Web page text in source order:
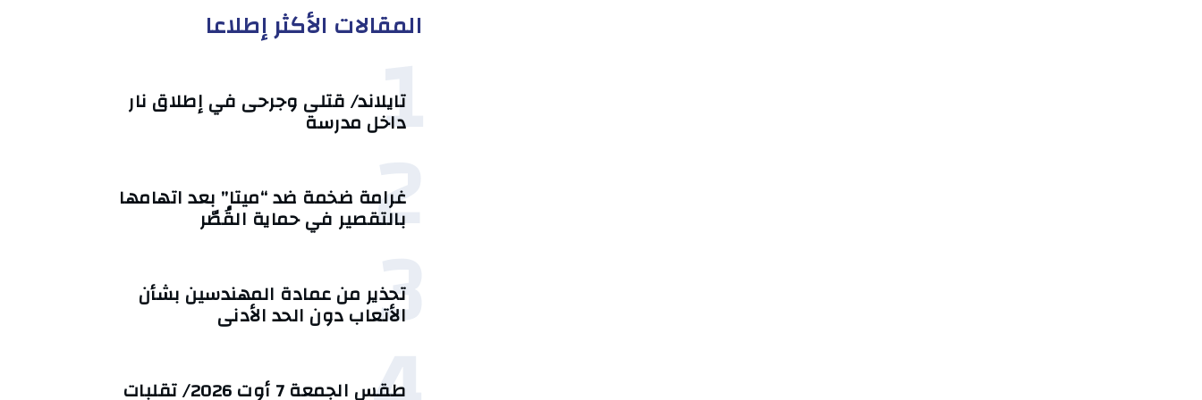
المقالات الأكثر إطلاعا
1
تايلاند/ قتلى وجرحى في إطلاق نار
داخل مدرسة
2
غرامة ضخمة ضد “ميتا” بعد اتهامها
بالتقصير في حماية القُصّر
3
تحذير من عمادة المهندسين بشأن
الأتعاب دون الحد الأدنى
طقس الجمعة 7 أوت 2026/ تقلبات